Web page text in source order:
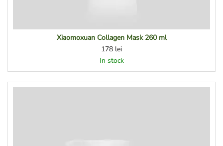
Xiaomoxuan Collagen Mask 260 ml
178 lei
In stock